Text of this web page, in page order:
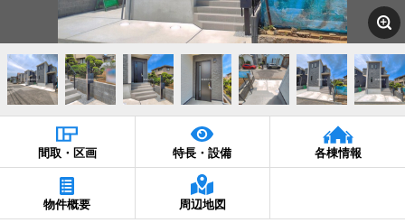
間取・区画 特長・設備 各棟情報
物件概要 周辺地図